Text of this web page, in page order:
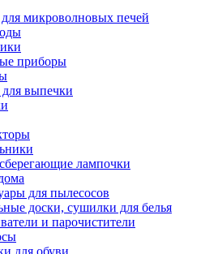
микроволновых печей
приборы
выпечки
лампочки
для пылесосов
доски, сушилки для белья
и парочистители
для обуви